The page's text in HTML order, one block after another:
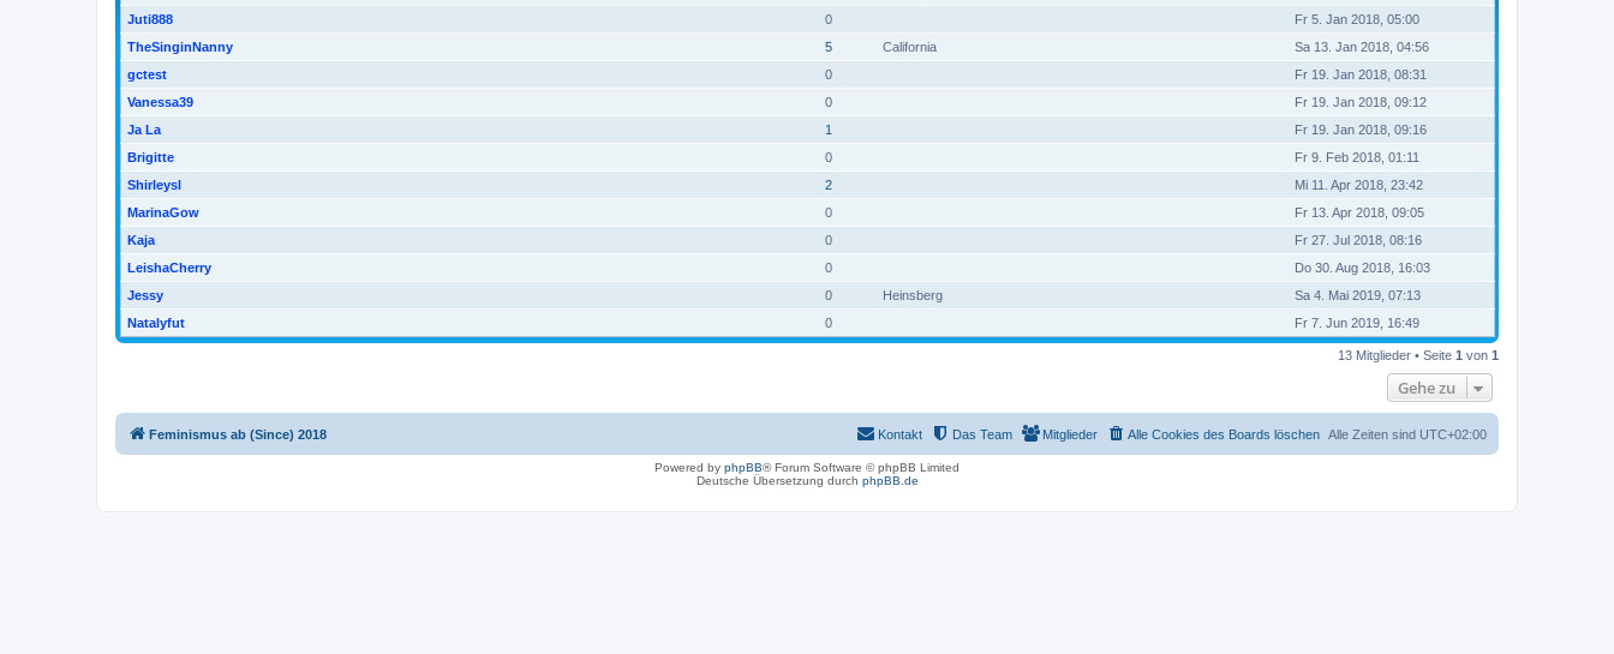
Juti888 0
Fr 5. Jan 2018, 05:00
TheSinginNanny
5 California
Sa 13. Jan 2018, 04:56
gctest
0
Fr 19. Jan 2018, 08:31
Vanessa39
0
Fr 19. Jan 2018, 09:12
Ja La
1
Fr 19. Jan 2018, 09:16
Brigitte
0
Fr 9. Feb 2018, 01:11
Shirleysl
2
Mi 11. Apr 2018, 23:42
MarinaGow
0
Fr 13. Apr 2018, 09:05
Kaja
0
Fr 27. Jul 2018, 08:16
LeishaCherry
0
Do 30. Aug 2018, 16:03
Jessy
0 Heinsberg
Sa 4. Mai 2019, 07:13
Natalyfut
0 Fr 7. Jun 2019, 16:49
13 Mitglieder • Seite 1 von 1
Gehe zu
Feminismus ab (Since) 2018 Alle Zeiten sind UTC+02:00
Alle Cookies des Boards löschen
Mitglieder
Das Team
Kontakt
Powered by phpBB® Forum Software © phpBB Limited
Deutsche Übersetzung durch phpBB.de